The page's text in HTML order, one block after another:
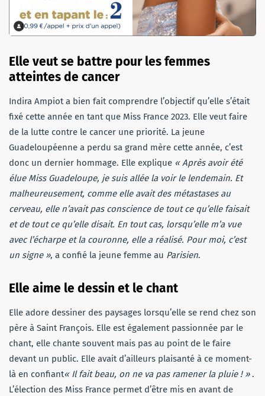
Elle veut se battre pour les femmes
atteintes de cancer
Indira Ampiot a bien fait comprendre l’objectif qu’elle s’était
fixé cette année en tant que Miss France 2023. Elle veut faire
de la lutte contre le cancer une priorité. La jeune
Guadeloupéenne a perdu sa grand mère cette année, c’est
donc un dernier hommage. Elle explique « Après avoir été
élue Miss Guadeloupe, je suis allée la voir le lendemain. Et
malheureusement, comme elle avait des métastases au
cerveau, elle n’avait pas conscience de tout ce qu’elle faisait
et de tout ce qu’elle disait. En tout cas, lorsqu’elle m’a vue
avec l’écharpe et la couronne, elle a réalisé. Pour moi, c’est
un signe », a confié la jeune femme au Parisien.
Elle aime le dessin et le chant
Elle adore dessiner des paysages lorsqu’elle se rend chez son
père à Saint François. Elle est également passionnée par le
chant, elle chante souvent mais pas au point de le faire
devant un public. Elle avait d’ailleurs plaisanté à ce moment-
là en confiant« Il fait beau, on ne va pas ramener la pluie ! ».
L’élection des Miss France permet d’être mis en avant de